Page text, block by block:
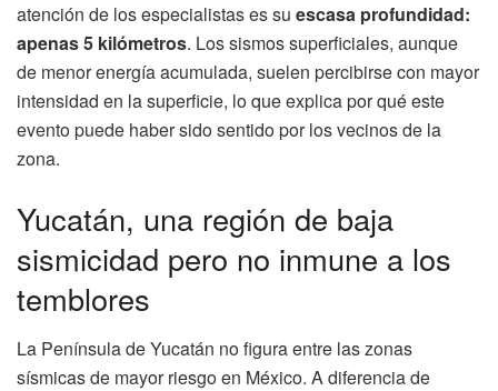
atención de los especialistas es su escasa profundidad:
apenas 5 kilómetros. Los sismos superficiales, aunque
de menor energía acumulada, suelen percibirse con mayor
intensidad en la superficie, lo que explica por qué este
evento puede haber sido sentido por los vecinos de la
zona.
Yucatán, una región de baja
sismicidad pero no inmune a los
temblores
La Península de Yucatán no figura entre las zonas
sísmicas de mayor riesgo en México. A diferencia de